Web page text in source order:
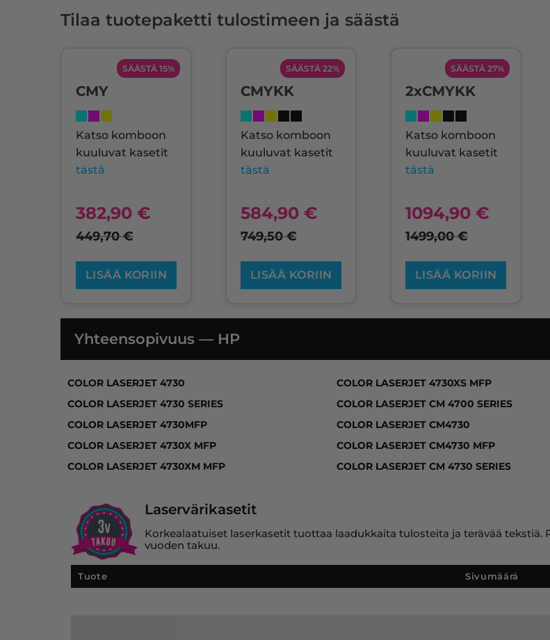
Tilaa tuotepaketti tulostimeen ja säästä
SÄÄSTÄ 15%
CMY
Katso komboon
kuuluvat kasetit
tästä
382,90 €
449,70€
LISÄÄ KORIIN
SÄÄSTÄ 22%
CMYKK
Katso komboon
kuuluvat kasetit
tästä
584,90€
749,50€
LISÄÄ KORIIN
SÄÄSTÄ 27%
2xCMYKK
Katso komboon
kuuluvat kasetit
tästä
1094,90€
1499,00€
LISÄÄ KORIIN
Yhteensopivuus — HP
COLOR LASERJET 4730
COLOR LASERJET 4730 SERIES
COLOR LASERJET 4730MFP
COLOR LASERJET 4730X MFP
COLOR LASERJET 4730XM MFP
COLOR LASERJET 4730XS MFP
COLOR LASERJET CM 4700 SERIES
COLOR LASERJET CM4730
COLOR LASERJET CM4730 MFP
COLOR LASERJET CM 4730 SERIES
Laservärikasetit
Korkealaatuiset laserkasetit tuottaa laadukkaita tulosteita ja terävää
vuoden takuu.
Tuote Sivumäärä